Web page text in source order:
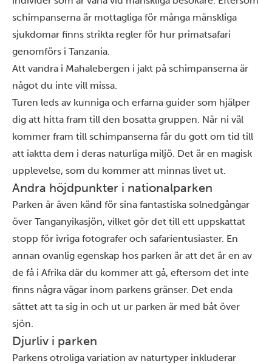
schimpanserna är mottagliga för många mänskliga
sjukdomar finns strikta regler för hur primatsafari
genomförs i Tanzania.
Att vandra i Mahalebergen i jakt på schimpanserna är
något du inte vill missa.
Turen leds av kunniga och erfarna guider som hjälper
dig att hitta fram till den bosatta gruppen. När ni väl
kommer fram till schimpanserna får du gott om tid till
att iaktta dem i deras naturliga miljö. Det är en magisk
upplevelse, som du kommer att minnas livet ut.
Andra höjdpunkter i nationalparken
Parken är även känd för sina fantastiska solnedgångar
över Tanganyikasjön, vilket gör det till ett uppskattat
stopp för ivriga fotografer och safarientusiaster. En
annan ovanlig egenskap hos parken är att det är en av
de få i Afrika där du kommer att gå, eftersom det inte
finns några vägar inom parkens gränser. Det enda
sättet att ta sig in och ut ur parken är med båt över
sjön.
Djurliv i parken
Parkens otroliga variation av naturtyper inkluderar